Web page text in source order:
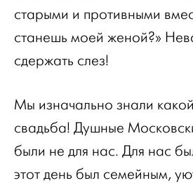
старыми и противными
станешь моей женой?»
сдержать слез!
Мы изначально знали
свадьба! Душные
были не для нас. Для нас
этот день был семейным,